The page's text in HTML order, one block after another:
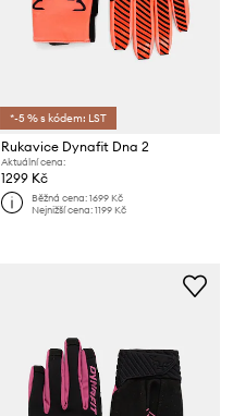
*-5 % s kódem: LST
Rukavice Dynafit Dna 2
Aktuální cena:
1299 Kč
Běžná cena:1699 Kč
Nejnižší cena:1199 Kč